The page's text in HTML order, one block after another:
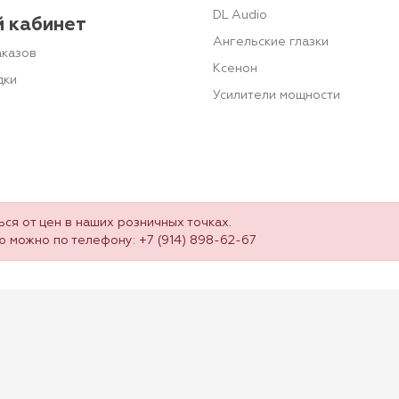
кабинет
DL Audio
Ангельские глазки
Ксенон
Усилители мощности
от цен в наших розничных точках.
можно по телефону: +7 (914) 898-62-67